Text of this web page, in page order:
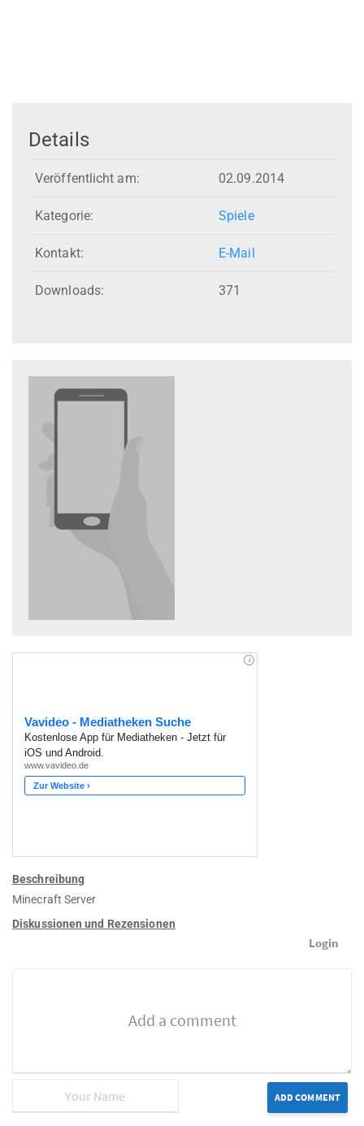
Details
Veröffentlicht am: 02.09.2014
Kategorie: Spiele
Kontakt: E-Mail
Downloads: 371
Beschreibung
Minecraft Server
Diskussionen und Rezensionen
Login
ADD COMMENT